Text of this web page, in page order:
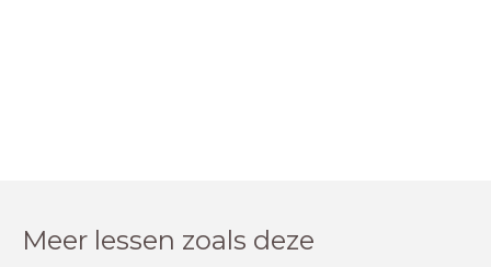
Meer lessen zoals deze